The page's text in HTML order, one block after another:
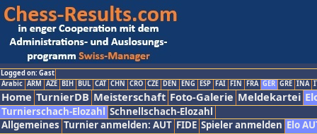
Logged on: Gast
Arabic ARM AZE BIH BUL CAT CHN CRO CZE DEN ENG ESP FAI FIN FRA GER GRE INA
Home TurnierDB Meisterschaft Foto-Galerie Meldekartei
Turnierschach-Elozahl Schnellschach-Elozahl
Allgemeines Turnier anmelden: AUT FIDE Spieler anmelden Elo